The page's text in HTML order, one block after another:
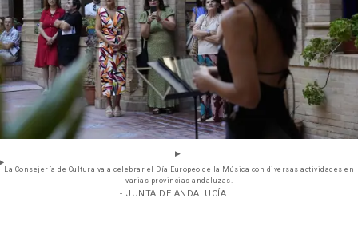
La Consejería de Cultura va a celebrar el Día Europeo de la Música con diversas actividades en
varias provincias andaluzas.
- JUNTA DE ANDALUCÍA